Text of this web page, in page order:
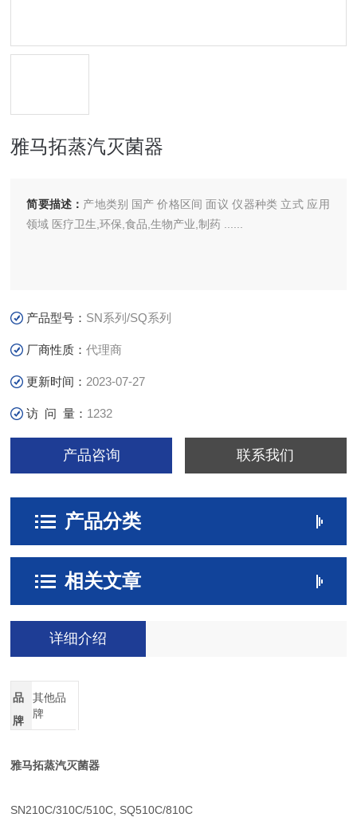
雅马拓蒸汽灭菌器
简要描述： 产地类别 国产 价格区间 面议 仪器种类 立式 应用
产品型号： SN系列/SQ系列
厂商性质：代理商
更新时间： 2023-07-27
访 问 量： 1232
产品咨询 联系我们
产品分类
相关文章
详细介绍
品
牌
其他品
牌
雅马拓蒸汽灭菌器
SN210C/310C/510C, SQ510C/810C